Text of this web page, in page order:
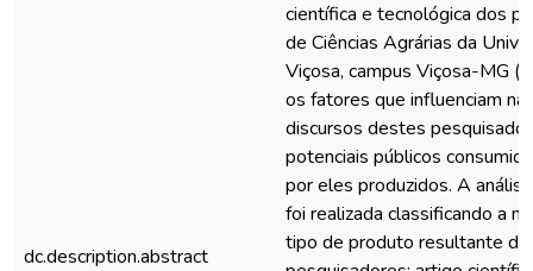
dc.description.abstract
científica e tecnológica dos
de Ciências Agrárias da
Viçosa, campus Viçosa-MG
os fatores que influenciam
discursos destes
potenciais públicos
por eles produzidos. A
foi realizada classificando a
tipo de produto resultante